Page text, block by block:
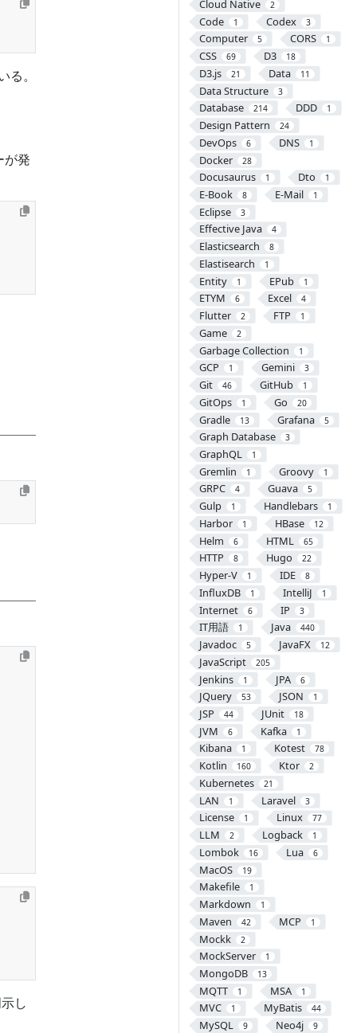
Cloud Native 2
Code 1 Codex 3
Computer 5 CORS 1
CSS 69 D3 18
D3.js 21 Data 11
Data Structure 3
Database 214 DDD 1
Design Pattern 24
DevOps 6 DNS 1
Docker 28
Docusaurus 1 Dto 1
E-Book 8 E-Mail 1
Eclipse 3
Effective Java 4
Elasticsearch 8
Elastisearch 1
Entity 1 EPub 1
ETYM 6 Excel 4
Flutter 2 FTP 1
Game 2
Garbage Collection 1
GCP 1 Gemini 3
Git 46 GitHub 1
GitOps 1 Go 20
Gradle 13 Grafana 5
Graph Database 3
GraphQL 1
Gremlin 1 Groovy 1
GRPC 4 Guava 5
Gulp 1 Handlebars 1
Harbor 1 HBase 12
Helm 6 HTML 65
HTTP 8 Hugo 22
Hyper-V 1 IDE 8
InfluxDB 1 IntelliJ 1
Internet 6 IP 3
IT用語 1 Java 440
Javadoc 5 JavaFX 12
JavaScript 205
Jenkins 1 JPA 6
JQuery 53 JSON 1
JSP 44 JUnit 18
JVM 6 Kafka 1
Kibana 1 Kotest 78
Kotlin 160 Ktor 2
Kubernetes 21
LAN 1 Laravel 3
License 1 Linux 77
LLM 2 Logback 1
Lombok 16 Lua 6
MacOS 19
Makefile 1
Markdown 1
Maven 42 MCP 1
Mockk 2
MockServer 1
MongoDB 13
MQTT 1 MSA 1
MVC 1 MyBatis 44
MySQL 9 Neo4j 9
る。
が発
し